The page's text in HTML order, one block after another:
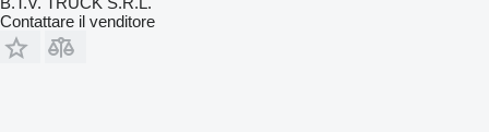
Contattare il venditore